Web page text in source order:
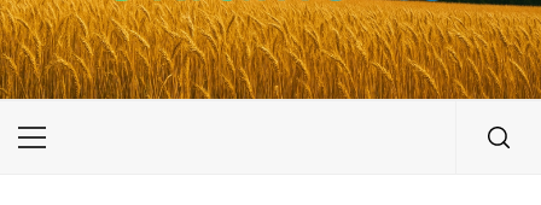
UKRAINE-IS
ПОДОРОЖI ПО УКРАЇНІ
Primary